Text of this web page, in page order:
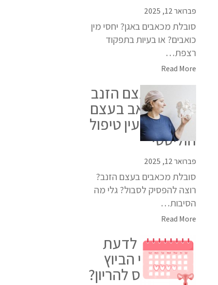
פברואר 12, 2025
סובלת מכאבים באגן? יחסי מין
כואבים? או בעיות בתפקוד
רצפת…
Read More
כאבים בעצם הזנב
הקלה לכאב בעצם
הזנב מודיעין טיפול
הוליסטי
פברואר 12, 2025
סובלת מכאבים בעצם הזנב?
רוצה להפסיק לסבול? גלי מה
הסיבות…
Read More
האם צריך לדעת
בדיוק מתי הביוץ
כדי להיכנס להריון?